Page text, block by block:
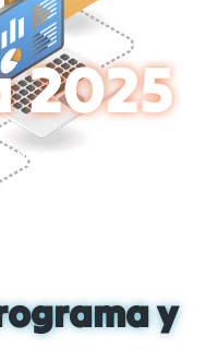
2025
2025
y